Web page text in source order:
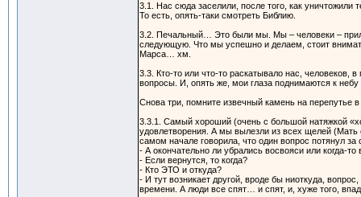
3.1. Нас сюда заселили, после того, как уничтожили
То есть, опять-таки смотреть Библию.
3.2. Печальный… Это были мы. Мы – человеки –
следующую. Что мы успешно и делаем, стоит
Марса… хм.
3.3. Кто-то или что-то раскатывало нас,
вопросы. И, опять же, мои глаза поднимаются к
Снова три, помните извечный камень на перепутье в
3.3.1. Самый хороший (очень с большой натяжкой
удовлетворения. А мы вылезли из всех щелей
самом начале говорила, что один вопрос потянул за
- А окончательно ли убрались восвояси или когда-то
- Если вернутся, то когда?
- Кто ЭТО и откуда?
- И тут возникает другой, вроде бы ниоткуда,
времени. А люди все спят… и спят, и, хуже того,